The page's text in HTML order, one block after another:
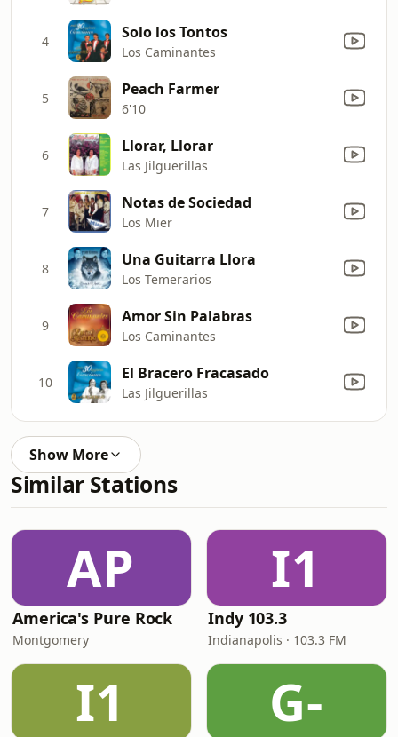
4 Solo los Tontos
Los Caminantes
5 Peach Farmer
6'10
6 Llorar, Llorar
Las Jilguerillas
7 Notas de Sociedad
Los Mier
8 Una Guitarra Llora
Los Temerarios
9 Amor Sin Palabras
Los Caminantes
10 El Bracero Fracasado
Las Jilguerillas
Show More
Similar Stations
AP
America's Pure Rock
Montgomery
I1
Indy 103.3
Indianapolis · 103.3 FM
I1 G-